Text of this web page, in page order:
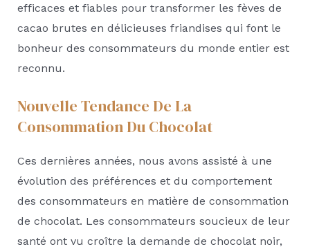
efficaces et fiables pour transformer les fèves de
cacao brutes en délicieuses friandises qui font le
bonheur des consommateurs du monde entier est
reconnu.
Nouvelle Tendance De La
Consommation Du Chocolat
Ces dernières années, nous avons assisté à une
évolution des préférences et du comportement
des consommateurs en matière de consommation
de chocolat. Les consommateurs soucieux de leur
santé ont vu croître la demande de chocolat noir,